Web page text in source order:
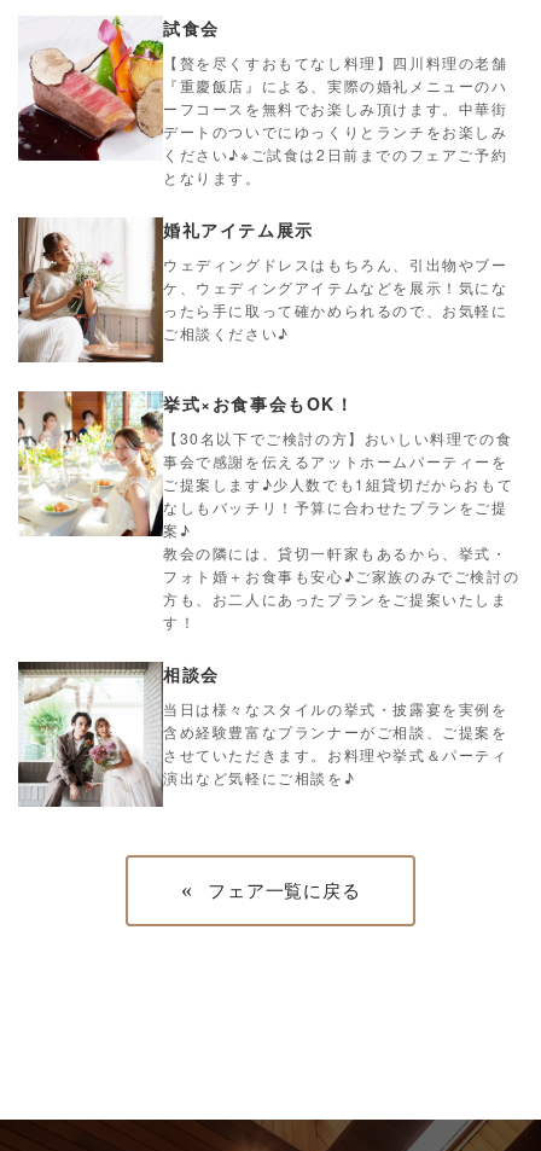
試食会
【贅を尽くすおもてなし料理】四川料理の老舗
『重慶飯店』による、実際の婚礼メニューのハ
ーフコースを無料でお楽しみ頂けます。中華街
デートのついでにゆっくりとランチをお楽しみ
ください♪※ご試食は2日前までのフェアご予約
となります。
婚礼アイテム展示
ウェディングドレスはもちろん、引出物やブー
ケ、ウェディングアイテムなどを展示！気にな
ったら手に取って確かめられるので、お気軽に
ご相談ください♪
挙式×お食事会もOK！
【30名以下でご検討の方】おいしい料理での食
事会で感謝を伝えるアットホームパーティーを
ご提案します♪少人数でも1組貸切だからおもて
なしもバッチリ！予算に合わせたプランをご提
案♪
教会の隣には、貸切一軒家もあるから、挙式・
フォト婚＋お食事も安心♪ご家族のみでご検討の
方も、お二人にあったプランをご提案いたしま
す！
相談会
当日は様々なスタイルの挙式・披露宴を実例を
含め経験豊富なプランナーがご相談、ご提案を
させていただきます。お料理や挙式＆パーティ
演出など気軽にご相談を♪
« フェア一覧に戻る